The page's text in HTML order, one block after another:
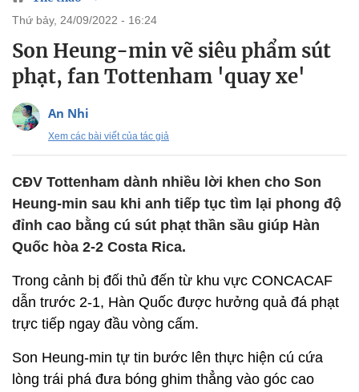
thứ bảy, 24/09/2022 - 16:24
Son Heung-min vẽ siêu phẩm sút
phạt, fan Tottenham 'quay xe'
An Nhi
Xem các bài viết của tác giả
CĐV Tottenham dành nhiều lời khen cho Son
Heung-min sau khi anh tiếp tục tìm lại phong độ
đỉnh cao bằng cú sút phạt thần sầu giúp Hàn
Quốc hòa 2-2 Costa Rica.
Trong cảnh bị đối thủ đến từ khu vực CONCACAF
dẫn trước 2-1, Hàn Quốc được hưởng quả đá phạt
trực tiếp ngay đầu vòng cấm.
Son Heung-min tự tin bước lên thực hiện cú cứa
lòng trái phá đưa bóng ghim thẳng vào góc cao